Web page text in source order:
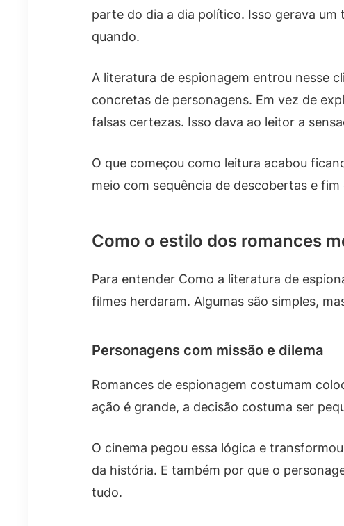
parte do dia a dia político. Isso gerava
quando.
A literatura de espionagem entrou nesse
concretas de personagens. Em vez de
falsas certezas. Isso dava ao leitor a
O que começou como leitura acabou
meio com sequência de descobertas e
Como o estilo dos romances
Para entender Como a literatura de
filmes herdaram. Algumas são simples,
Personagens com missão e dilema
Romances de espionagem costumam
ação é grande, a decisão costuma ser
O cinema pegou essa lógica e
da história. E também por que o
tudo.